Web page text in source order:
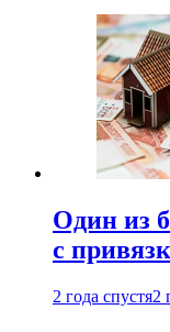
Один из
с
2 года спустя2